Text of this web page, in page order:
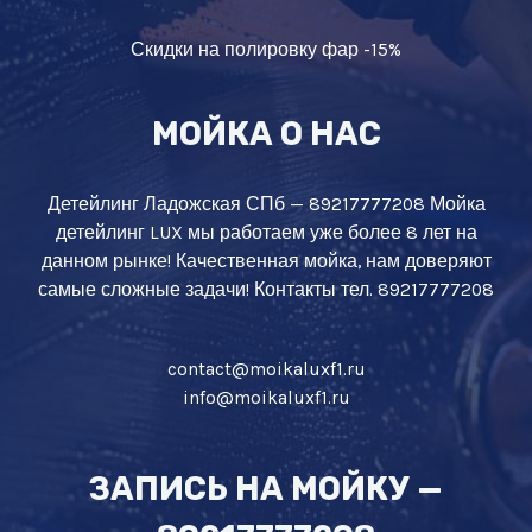
Скидки на полировку фар -15%
МОЙКА О НАС
Детейлинг Ладожская СПб — 89217777208 Мойка
детейлинг LUX мы работаем уже более 8 лет на
данном рынке! Качественная мойка, нам доверяют
самые сложные задачи! Контакты тел. 89217777208
contact@moikaluxf1.ru
info@moikaluxf1.ru
ЗАПИСЬ НА МОЙКУ —